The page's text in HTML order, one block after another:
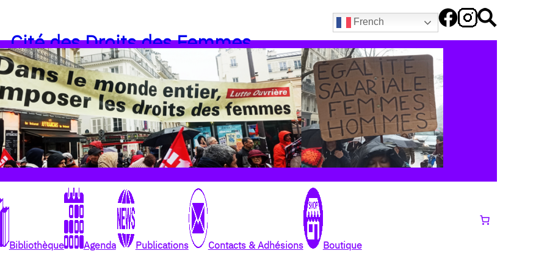
French
Cité des Droits des Femmes
Bibliothèque Agenda Publications Contacts & Adhésions Boutique